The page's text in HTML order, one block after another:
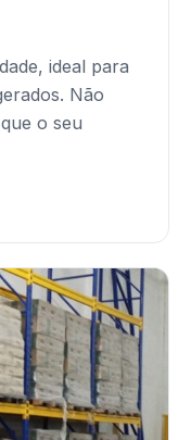
ideal para
Não
o seu